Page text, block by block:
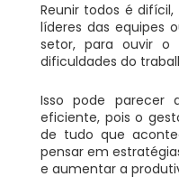
Reunir todos é
líderes das equipes
setor, para ouvir
dificuldades do
Isso pode parecer
eficiente, pois o
de tudo que
pensar em
e aumentar a